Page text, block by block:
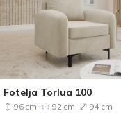
Fotelja Torlua 100
96 cm 92 cm 94 cm